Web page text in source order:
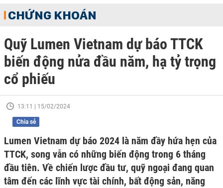
CHỨNG KHOÁN
Quỹ Lumen Vietnam dự báo TTCK
biến động nửa đầu năm, hạ tỷ trọng
cổ phiếu
13:11 | 15/02/2024
Chia sẻ
Lumen Vietnam dự báo 2024 là năm đầy hứa hẹn của
TTCK, song vẫn có những biến động trong 6 tháng
đầu tiên. Về chiến lược đầu tư, quỹ ngoại đang quan
tâm đến các lĩnh vực tài chính, bất động sản, năng